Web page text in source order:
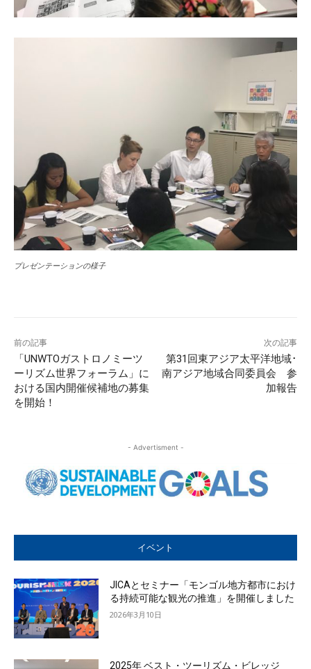
プレゼンテーションの様子
前の記事
「UNWTOガストロノミーツ
ーリズム世界フォーラム」に
おける国内開催候補地の募集
を開始！
次の記事
第31回東アジア太平洋地域･
南アジア地域合同委員会 参
加報告
- Advertisment -
イベント
JICAとセミナー「モンゴル地方都市におけ
る持続可能な観光の推進」を開催しました
2026年3月10日
2025年 ベスト・ツーリズム・ビレッジ